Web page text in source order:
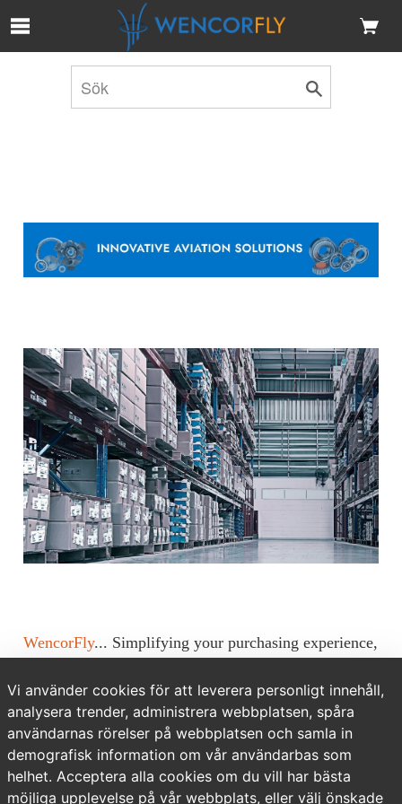
Hoppa till huvudinnehåll
WencorFly... Simplifying your purchasing experience,
SEARCH parts, NHAs and ATAs
TRACKorders and shipments
VIEWavailable stock by locations and lead times
Vi använder cookies för att leverera personligt innehåll,
analysera trender, administrera webbplatsen, spåra
användarnas rörelser på webbplatsen och samla in
demografisk information om vår användarbas som
helhet. Acceptera alla cookies om du vill har bästa
möjliga upplevelse på vår webbplats, eller välj önskade